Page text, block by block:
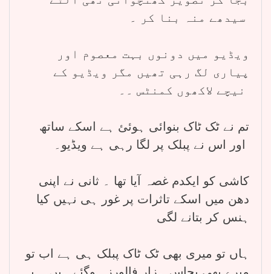
ویڈیو میں دونوں بہت معصوم اور
پیاری لگ رہی تھیں مگر ویڈیو کے
تم نے ٹک ٹاک بنوائی ہوئئ ہے اسکے ساتھ
کاشی کو ایکدم غصہ آیا تھا ۔ ثانی نے اپنی
دھن میں اسکے تاثرات پر غور ہی نہیں کیا
ہنس کر بتانے لگی
ہاں تو میری بھی ٹک ٹاک پبلک ہی ہے اب تو